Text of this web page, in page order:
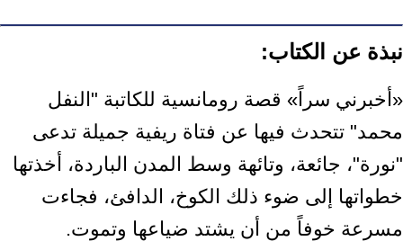
نبذة عن الكتاب:
«أخبرني سراً» قصة رومانسية للكاتبة "النفل
محمد" تتحدث فيها عن فتاة ريفية جميلة تدعى
"نورة"، جائعة، وتائهة وسط المدن الباردة، أخذتها
خطواتها إلى ضوء ذلك الكوخ، الدافئ، فجاءت
مسرعة خوفاً من أن يشتد ضياعها وتموت.